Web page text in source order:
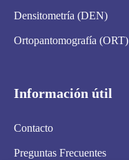
Densitometría (DEN)
Ortopantomografía (ORT)
Información útil
Contacto
Preguntas Frecuentes